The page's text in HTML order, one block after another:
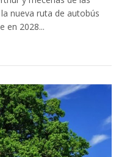
nueva ruta de autobús
en 2028...